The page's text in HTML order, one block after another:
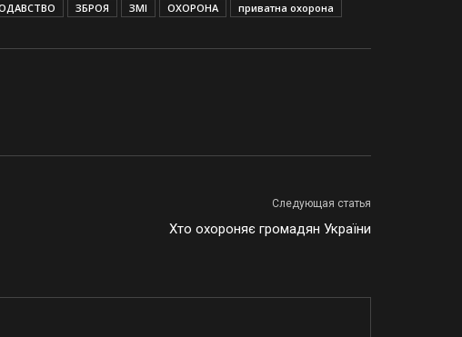
ЗБРОЯ ЗМІ ОХОРОНА приватна охорона
Следующая статья
Хто охороняє громадян України